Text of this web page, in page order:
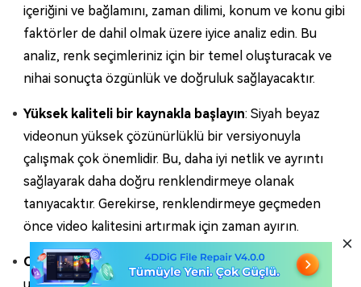
içeriğini ve bağlamını, zaman dilimi, konum ve konu gibi
faktörler de dahil olmak üzere iyice analiz edin. Bu
analiz, renk seçimleriniz için bir temel oluşturacak ve
nihai sonuçta özgünlük ve doğruluk sağlayacaktır.
Yüksek kaliteli bir kaynakla başlayın: Siyah beyaz
videonun yüksek çözünürlüklü bir versiyonuyla
çalışmak çok önemlidir. Bu, daha iyi netlik ve ayrıntı
sağlayarak daha doğru renklendirmeye olanak
tanıyacaktır. Gerekirse, renklendirmeye geçmeden
önce video kalitesini artırmak için zaman ayırın.
Orijinal videoyu yedekleyin: Renklendirme